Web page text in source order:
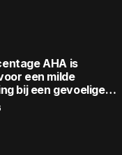
AHA is
een milde
bij een gevoelige